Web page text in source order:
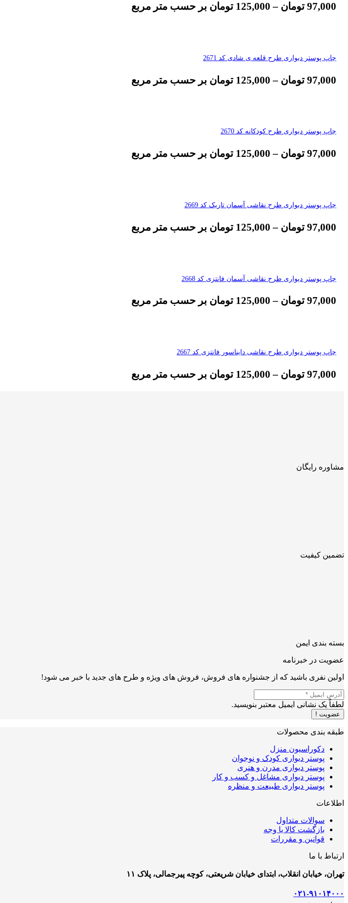
97,000 تومان –
125,000 تومان بر حسب متر مربع
چاپ پوستر دیواری طرح قلعه ی شادی کد 2671
97,000 تومان –
125,000 تومان بر حسب متر مربع
چاپ پوستر دیواری طرح کودکانه کد 2670
97,000 تومان –
125,000 تومان بر حسب متر مربع
چاپ پوستر دیواری طرح نقاشی آسمان تاریک کد 2669
97,000 تومان –
125,000 تومان بر حسب متر مربع
چاپ پوستر دیواری طرح نقاشی آسمان فانتزی کد 2668
97,000 تومان –
125,000 تومان بر حسب متر مربع
چاپ پوستر دیواری طرح نقاشی دایناسور فانتزی کد 2667
97,000 تومان –
125,000 تومان بر حسب متر مربع
مشاوره رایگان
تضمین کیفیت
بسته بندی ایمن
عضویت در خبرنامه
اولین نفری باشید که از جشنواره های فروش، فروش های ویژه و طرح های جدید با خبر می شود!
لطفاً یک نشانی ایمیل معتبر بنویسید.
عضویت !
طبقه بندی محصولات
دکوراسیون منزل
پوستر دیواری کودک و نوجوان
پوستر دیواری مدرن و هنری
پوستر دیواری مشاغل و کسب و کار
پوستر دیواری طبیعت و منظره
اطلاعات
سوالات متداول
بازگشت کالا یا وجه
قوانین و مقررات
ارتباط با ما
تهران، خیابان انقلاب، ابتدای خیابان شریعتی، کوچه پیرجمالی، پلاک ۱۱
۰۲۱-۹۱۰۱۴۰۰۰